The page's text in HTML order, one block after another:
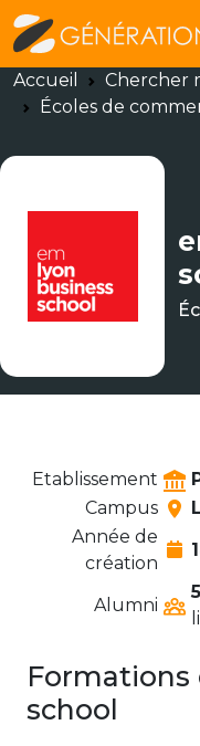
Accueil
Chercher
Écoles de
Etablissement
Campus
Année de
création
Alumni
Formations
school